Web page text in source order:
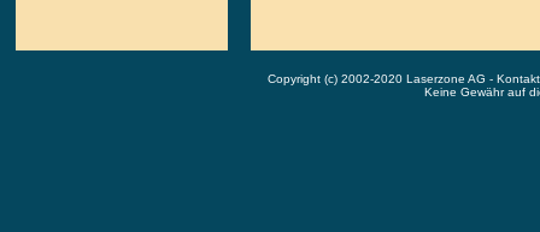
Copyright (c) 2002-2020 Laserzone AG -
Keine Gewähr auf